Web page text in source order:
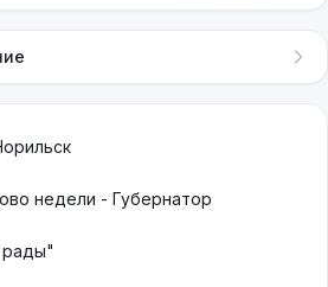
недели - Губернатор
рады"